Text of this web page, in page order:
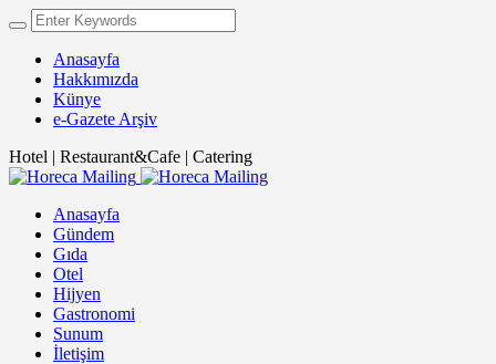
Anasayfa
Hakkımızda
Künye
e-Gazete Arşiv
Hotel | Restaurant&Cafe | Catering
Anasayfa
Gündem
Gıda
Otel
Hijyen
Gastronomi
Sunum
İletişim